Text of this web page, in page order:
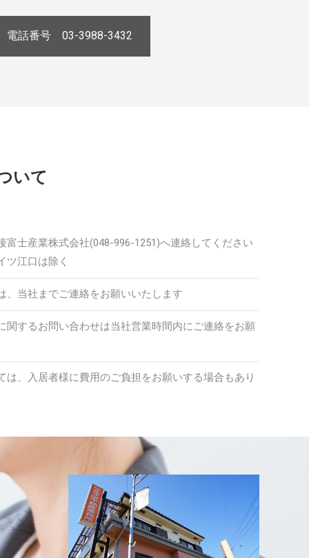
電話番号 03-3988-3432
いて
富士産業株式会社(048-996-1251)へ連絡してください
江口は除く
、当社までご連絡をお願いいたします
関するお問い合わせは当社営業時間内にご連絡をお願
は、入居者様に費用のご負担をお願いする場合もあり